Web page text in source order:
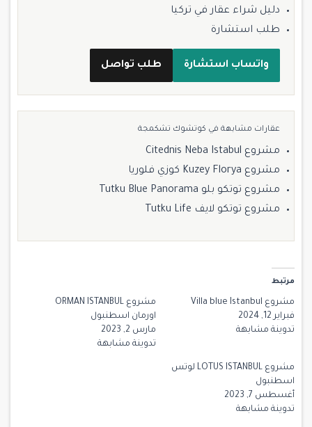
دليل شراء عقار في تركيا
طلب استشارة
واتساب استشارة طلب تواصل
عقارات مشابهة في كوتشوك تشكمجة
مشروع Citednis Neba Istabul
مشروع Kuzey Florya كوزي فلوريا
مشروع توتكو بلو Tutku Blue Panorama
مشروع توتكو لايف Tutku Life
مرتبط
مشروع Villa blue Istanbul
فبراير 12, 2024
تدوينة مشابهة
مشروع ORMAN ISTANBUL
اورمان اسطنبول
مارس 2, 2023
تدوينة مشابهة
مشروع LOTUS ISTANBUL لوتس
اسطنبول
أغسطس 7, 2023
تدوينة مشابهة